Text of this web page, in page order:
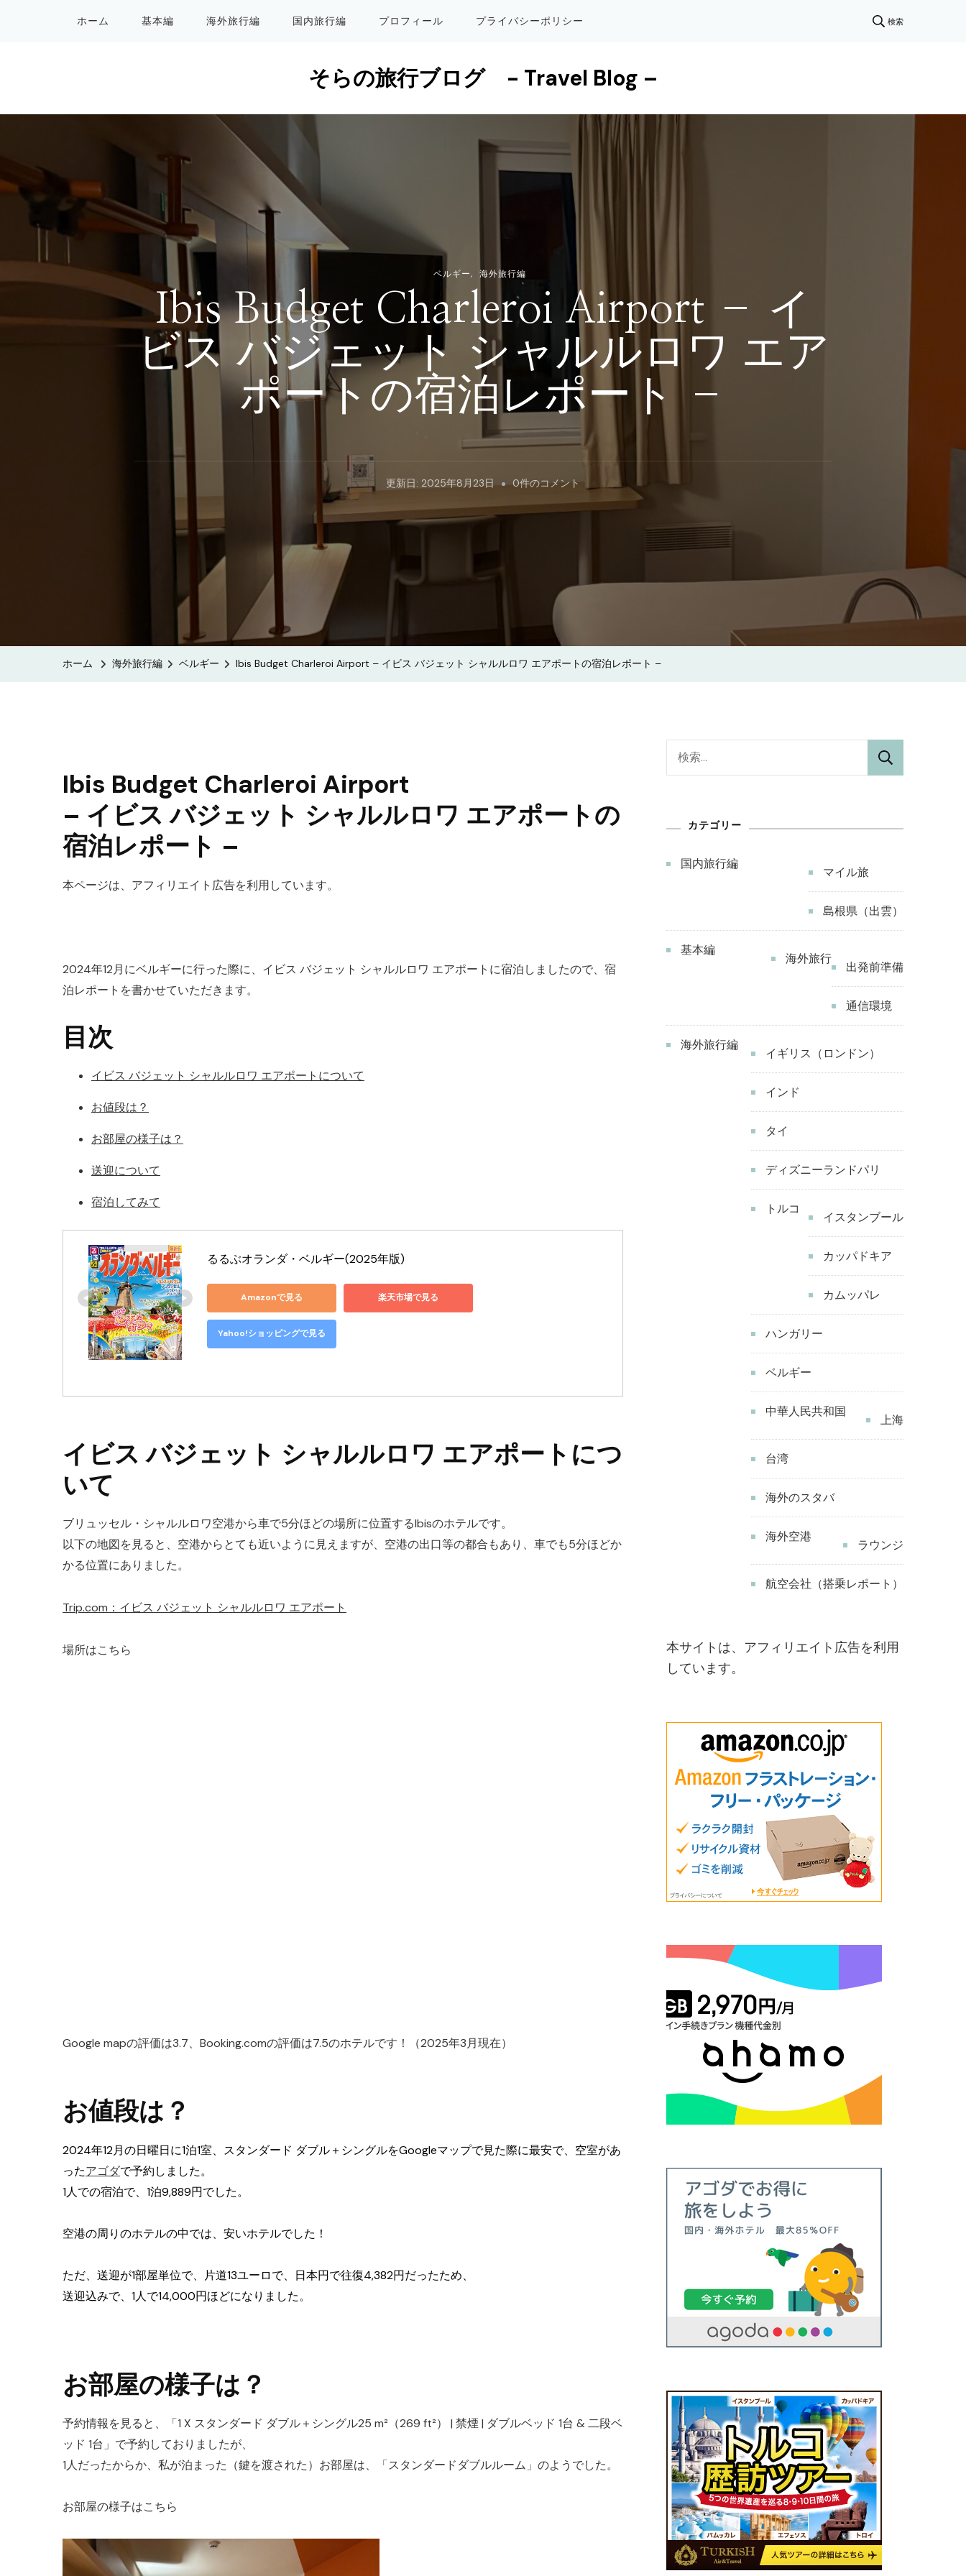
ホーム 基本編 海外旅行編 国内旅行編 プロフィール プライバシーポリシー 検索
そらの旅行ブログ - Travel Blog –
ベルギー 海外旅行編
Ibis Budget Charleroi Airport – イ
ビス バジェット シャルルロワ エア
ポートの宿泊レポート –
更新日: 2025年8月23日
Ibis
Budget
バ
ジ
ル
ト
0件のコメント
ホーム 海外旅行編 ベルギー Ibis Budget Charleroi Airport – イビス バジェット シャルルロワ エアポートの宿泊レポート –
Ibis Budget Charleroi Airport
– イビス バジェット シャルルロワ エアポートの
宿泊レポート –
本ページは、アフィリエイト広告を利用しています。
2024年12月にベルギーに行った際に、イビス バジェット シャルルロワ エアポートに宿泊しましたので、宿
泊レポートを書かせていただきます。
目次
イビス バジェット シャルルロワ エアポートについて
お値段は？
お部屋の様子は？
送迎について
宿泊してみて
るるぶオランダ・ベルギー(2025年版)
Amazonで見る 楽天市場で見る
Yahoo!ショッピングで見る
イビス バジェット シャルルロワ エアポートにつ
いて
ブリュッセル・シャルルロワ空港から車で5分ほどの場所に位置するIbisのホテルです。
以下の地図を見ると、空港からとても近いように見えますが、空港の出口等の都合もあり、車でも5分ほどか
かる位置にありました。
Trip.com：イビス バジェット シャルルロワ エアポート
場所はこちら
Google mapの評価は3.7、Booking.comの評価は7.5のホテルです！（2025年3月現在）
お値段は？
2024年12月の日曜日に1泊1室、スタンダード ダブル＋シングルをGoogleマップで見た際に最安で、空室があ
ったアゴダで予約しました。
1人での宿泊で、1泊9,889円でした。
空港の周りのホテルの中では、安いホテルでした！
ただ、送迎が1部屋単位で、片道13ユーロで、日本円で往復4,382円だったため、
送迎込みで、1人で14,000円ほどになりました。
お部屋の様子は？
予約情報を見ると、「1 X スタンダード ダブル＋シングル25 m²（269 ft²） | 禁煙 | ダブルベッド 1台 & 二段ベ
ッド 1台」で予約しておりましたが、
1人だったからか、私が泊まった（鍵を渡された）お部屋は、「スタンダードダブルルーム」のようでした。
お部屋の様子はこちら
カテゴリー
国内旅行編
マイル旅
島根県（出雲）
基本編
海外旅行
出発前準備
通信環境
海外旅行編
イギリス（ロンドン）
インド
タイ
ディズニーランドパリ
トルコ
イスタンブール
カッパドキア
カムッパレ
ハンガリー
ベルギー
中華人民共和国
上海
台湾
海外のスタバ
海外空港
ラウンジ
航空会社（搭乗レポート）
本サイトは、アフィリエイト広告を利用
しています。